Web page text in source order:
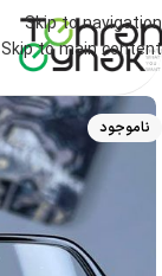
Skip to navigation
Skip to main content
ناموجود